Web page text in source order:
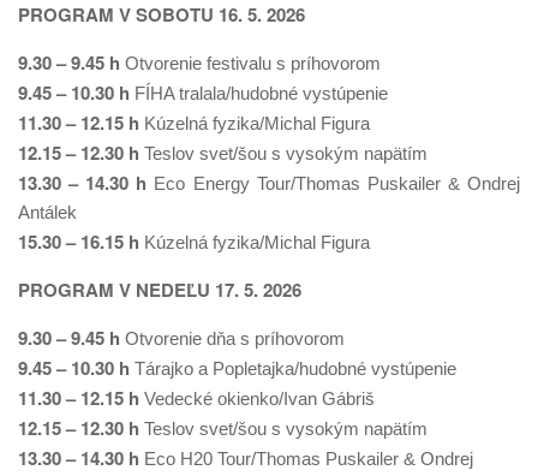
PROGRAM V SOBOTU 16. 5. 2026
9.30 – 9.45 h Otvorenie festivalu s príhovorom
9.45 – 10.30 h FÍHA tralala/hudobné vystúpenie
11.30 – 12.15 h Kúzelná fyzika/Michal Figura
12.15 – 12.30 h Teslov svet/šou s vysokým napätím
13.30 – 14.30 h Eco Energy Tour/Thomas Puskailer & Ondrej
Antálek
15.30 – 16.15 h Kúzelná fyzika/Michal Figura
PROGRAM V NEDEĽU 17. 5. 2026
9.30 – 9.45 h Otvorenie dňa s príhovorom
9.45 – 10.30 h Tárajko a Popletajka/hudobné vystúpenie
11.30 – 12.15 h Vedecké okienko/Ivan Gábriš
12.15 – 12.30 h Teslov svet/šou s vysokým napätím
13.30 – 14.30 h Eco H20 Tour/Thomas Puskailer & Ondrej